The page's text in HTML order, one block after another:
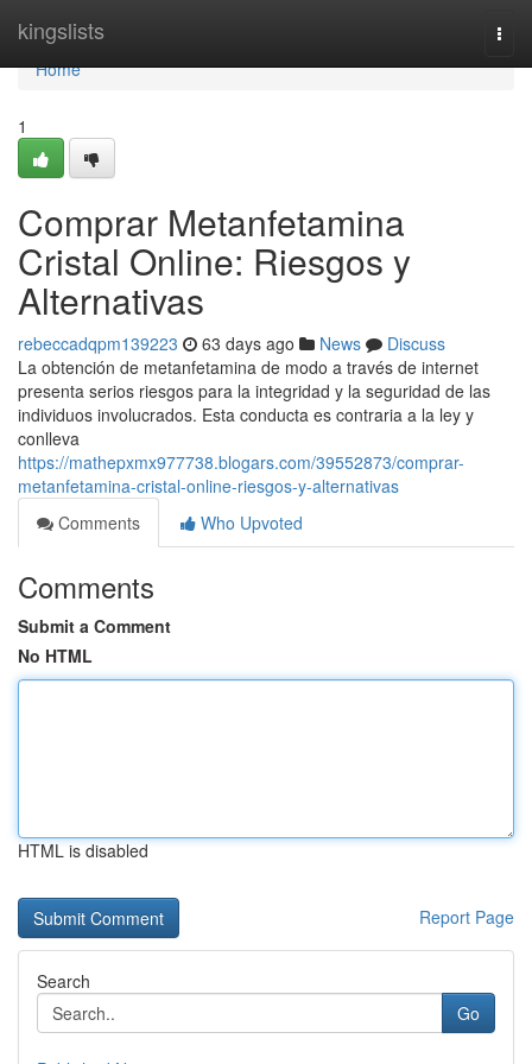
kingslists
Home
Home
1
Comprar Metanfetamina
Cristal Online: Riesgos y
Alternativas
rebeccadqpm139223 63 days ago News
Discuss
La obtención de metanfetamina de modo a través de internet
presenta serios riesgos para la integridad y la seguridad de las
individuos involucrados. Esta conducta es contraria a la ley y
conlleva
https://mathepxmx977738.blogars.com/39552873/comprar-
metanfetamina-cristal-online-riesgos-y-alternativas
Comments
Who Upvoted
Comments
Submit a Comment
No HTML
HTML is disabled
Report Page
Search
Go